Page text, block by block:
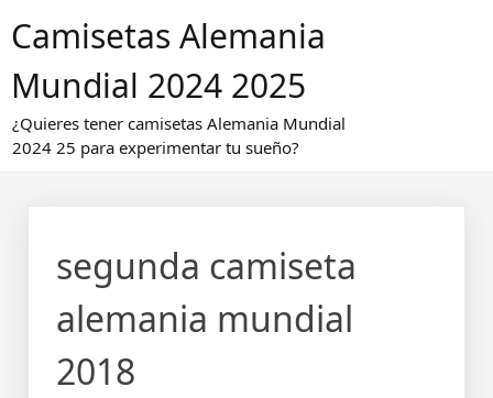
alCamisetas Alemania
Mundial 2024 2025
¿Quieres tener camisetas Alemania Mundial
2024 25 para experimentar tu sueño?
segunda camiseta
alemania mundial
2018